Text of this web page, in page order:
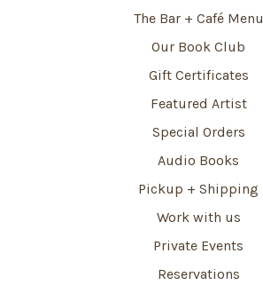
The Bar + Café Menu
Our Book Club
Gift Certificates
Featured Artist
Special Orders
Audio Books
Pickup + Shipping
Work with us
Private Events
Reservations